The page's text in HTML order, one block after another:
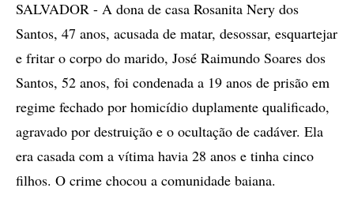
SALVADOR - A dona de casa Rosanita Nery dos
Santos, 47 anos, acusada de matar, desossar, esquartejar
e fritar o corpo do marido, José Raimundo Soares dos
Santos, 52 anos, foi condenada a 19 anos de prisão em
regime fechado por homicídio duplamente qualificado,
agravado por destruição e o ocultação de cadáver. Ela
era casada com a vítima havia 28 anos e tinha cinco
filhos. O crime chocou a comunidade baiana.